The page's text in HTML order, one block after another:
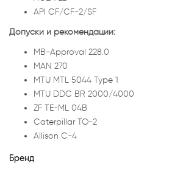
API CF/CF-2/SF
Допуски и рекомендации:
MB-Approval 228.0
MAN 270
MTU MTL 5044 Type 1
MTU DDC BR 2000/4000
ZF TE-ML 04B
Caterpillar TO-2
Allison C-4
Бренд